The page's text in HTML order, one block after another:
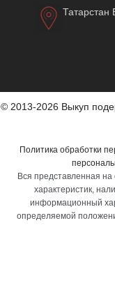
Татарстан
© 2013-2026 Выкуп
Политика обработки
Вся представленная
характеристик,
информационный
определяемой